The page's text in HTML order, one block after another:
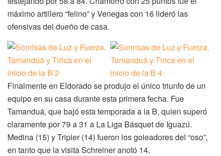
máximo artillero “felino” y Venegas con 16 lideró las
ofensivas del dueño de casa.
Finalmente en Eldorado se produjo el único triunfo de un
equipo en su casa durante esta primera fecha. Fue
Tamanduá, que bajó esta temporada a la B, quien superó
claramente por 79 a 31 a La Liga Básquet de Iguazú.
Medina (15) y Tripier (14) fueron los goleadores del “oso”,
en tanto que la visita Schreiner anotó 14.